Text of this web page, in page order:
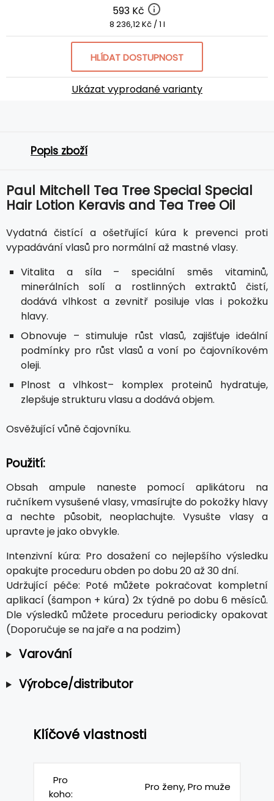
593 Kč
8 236,12 Kč / 1 l
HLÍDAT DOSTUPNOST
Ukázat vyprodané varianty
Popis zboží
Paul Mitchell Tea Tree Special Special
Hair Lotion Keravis and Tea Tree Oil
Vydatná čistící a ošetřující kúra k prevenci proti
vypadávání vlasů pro normální až mastné vlasy.
Vitalita a síla – speciální směs vitaminů,
minerálních solí a rostlinných extraktů čistí,
dodává vlhkost a zevnitř posiluje vlas i pokožku
hlavy.
Obnovuje – stimuluje růst vlasů, zajišťuje ideální
podmínky pro růst vlasů a voní po čajovníkovém
oleji.
Plnost a vlhkost– komplex proteinů hydratuje,
zlepšuje strukturu vlasu a dodává objem.
Osvěžující vůně čajovníku.
Použití:
Obsah ampule naneste pomocí aplikátoru na
ručníkem vysušené vlasy, vmasírujte do pokožky hlavy
a nechte působit, neoplachujte. Vysušte vlasy a
upravte je jako obvykle.
Intenzivní kúra: Pro dosažení co nejlepšího výsledku
opakujte proceduru obden po dobu 20 až 30 dní.
Udržující péče: Poté můžete pokračovat kompletní
aplikací (šampon + kúra) 2x týdně po dobu 6 měsíců.
Dle výsledků můžete proceduru periodicky opakovat
(Doporučuje se na jaře a na podzim)
Varování
Výrobce/distributor
Klíčové vlastnosti
Pro
koho:
Pro ženy, Pro muže